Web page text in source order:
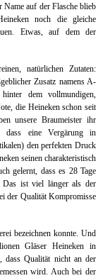
Name auf der Flasche blieb
noch die gleiche
Etwas, auf dem der
natürlichen Zutaten:
Zusatz namens A-
dem vollmundigen,
die Heineken schon seit
unsere Braumeister ihr
dass eine Vergärung in
den perfekten Druck
seinen charakteristisch
gelernt, dass es 28 Tage
Das ist viel länger als der
der Qualität Kompromisse
bezeichnen konnte. Und
Gläser Heineken in
dass Qualität nicht an der
wird. Auch bei der